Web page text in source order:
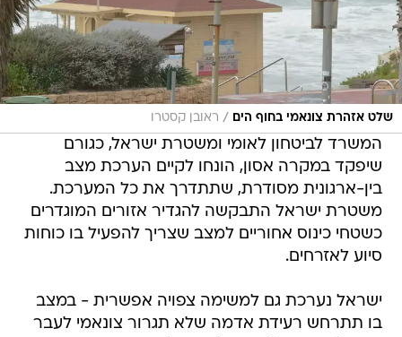
שלט אזהרת צונאמי בחוף הים / ראובן קסטרו
המשרד לביטחון לאומי ומשטרת ישראל, כגורם
שיפקד במקרה אסון, הונחו לקיים הערכת מצב
בין-ארגונית מסודרת, שתתדרך את כל המערכת.
משטרת ישראל התבקשה להגדיר אזורים המוגדרים
כשטחי כינוס אחוריים למצב שצריך להפעיל בו כוחות
סיוע לאזרחים.
ישראל נערכת גם למשימה צפויה אפשרית - במצב
בו תתרחש רעידת אדמה שלא תגרור צונאמי לעבר